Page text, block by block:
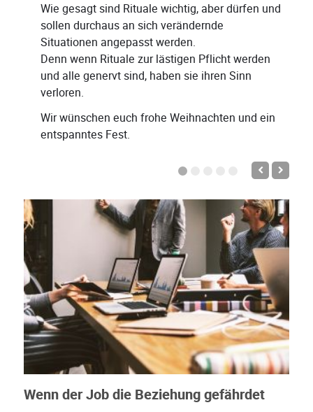
Wie gesagt sind Rituale wichtig, aber dürfen und
sollen durchaus an sich verändernde
Situationen angepasst werden.
Denn wenn Rituale zur lästigen Pflicht werden
und alle genervt sind, haben sie ihren Sinn
verloren.
Wir wünschen euch frohe Weihnachten und ein
entspanntes Fest.
Wenn der Job die Beziehung gefährdet